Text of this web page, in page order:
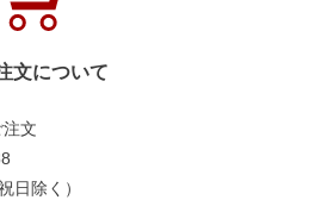
文について
注文
日除く）